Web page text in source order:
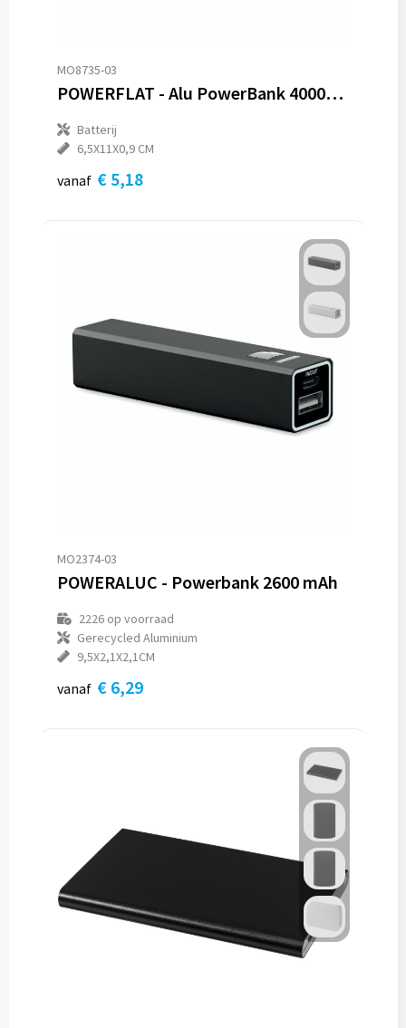
MO8735-03
POWERFLAT - Alu PowerBank 4000mAh
Batterij
6,5X11X0,9 CM
vanaf € 5,18
MO2374-03
POWERALUC - Powerbank 2600 mAh
2226op voorraad
Gerecycled Aluminium
9,5X2,1X2,1CM
vanaf € 6,29